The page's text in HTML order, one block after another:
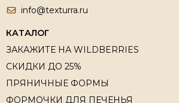
info@texturra.ru
КАТАЛОГ
ЗАКАЖИТЕ НА WILDBERRIES
СКИДКИ ДО 25%
ПРЯНИЧНЫЕ ФОРМЫ
ФОРМОЧКИ ДЛЯ ПЕЧЕНЬЯ